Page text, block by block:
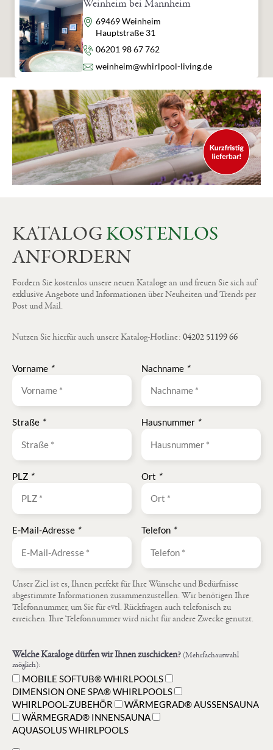
Weinheim bei Mannheim
Adresse
69469 Weinheim
Hauptstraße 31
Telefon
06201 98 67 762
E-Mail
weinheim@whirlpool-living.de
KATALOG KOSTENLOS
ANFORDERN
Fordern Sie kostenlos unsere neuen Kataloge an und freuen Sie sich auf
exklusive Angebote und Informationen über Neuheiten und Trends per
Post und Mail.
Nutzen Sie hierfür auch unsere Katalog-Hotline: 04202 51199 66
Vorname * Nachname *
Straße * Hausnummer *
PLZ * Ort *
E-Mail-Adresse * Telefon *
Unser Ziel ist es, Ihnen perfekt für Ihre Wünsche und Bedürfnisse
abgestimmte Informationen zusammenzustellen. Wir benötigen Ihre
Telefonnummer, um Sie für evtl. Rückfragen auch telefonisch zu
erreichen. Ihre Telefonnummer wird nicht für andere Zwecke genutzt.
Welche Kataloge dürfen wir Ihnen zuschicken? (Mehrfachauswahl
möglich):
MOBILE SOFTUB® WHIRLPOOLS
DIMENSION ONE SPA® WHIRLPOOLS
WHIRLPOOL-ZUBEHÖR
WÄRMEGRAD® AUSSENSAUNA
WÄRMEGRAD® INNENSAUNA
AQUASOLUS WHIRLPOOLS